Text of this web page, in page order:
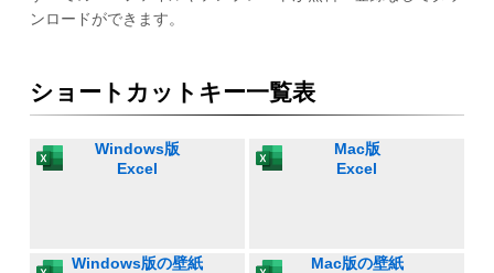
ンロードができます。
ショートカットキー一覧表
Windows版
Excel
Mac版
Excel
Windows版の壁紙
Mac版の壁紙